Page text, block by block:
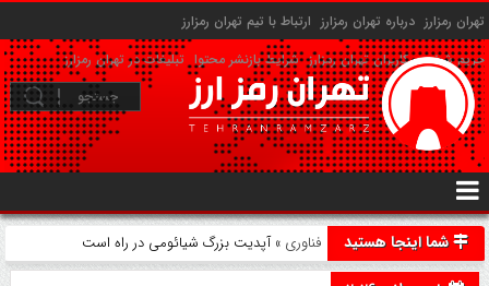
تهران رمزارز درباره تهران رمزارز ارتباط با تیم تهران رمزارز
حریم شخصی کاربران تهران رمزارز شرایط بازنشر محتوا تبلیغات در تهران رمزارز
شما اینجا هستید فناوری » آپدیت بزرگ شیائومی در راه است